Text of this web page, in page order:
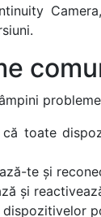
toate
te și
și
dispozitivelor